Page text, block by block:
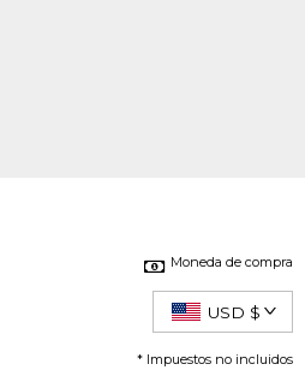
Moneda de compra
USD $
* Impuestos no incluidos